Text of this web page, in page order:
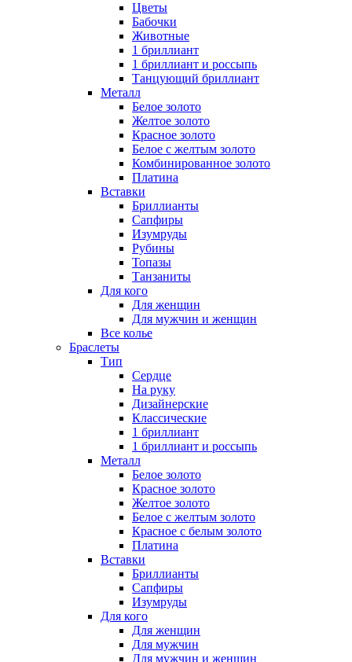
Цветы
Бабочки
Животные
1 бриллиант
1 бриллиант и россыпь
Танцующий бриллиант
Металл
Белое золото
Желтое золото
Красное золото
Белое с желтым золото
Комбинированное золото
Платина
Вставки
Бриллианты
Сапфиры
Изумруды
Рубины
Топазы
Танзаниты
Для кого
Для женщин
Для мужчин и женщин
Все колье
Браслеты
Тип
Сердце
На руку
Дизайнерские
Классические
1 бриллиант
1 бриллиант и россыпь
Металл
Белое золото
Красное золото
Желтое золото
Белое с желтым золото
Красное с белым золото
Платина
Вставки
Бриллианты
Сапфиры
Изумруды
Для кого
Для женщин
Для мужчин
Для мужчин и женщин